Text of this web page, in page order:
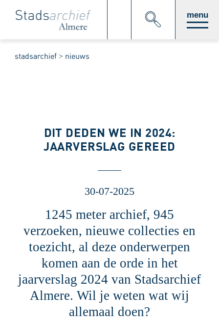
Direct menu
stadsarchief nieuws
DIT DEDEN WE IN 2024:
JAARVERSLAG GEREED
30-07-2025
1245 meter archief, 945
verzoeken, nieuwe collecties en
toezicht, al deze onderwerpen
komen aan de orde in het
jaarverslag 2024 van Stadsarchief
Almere. Wil je weten wat wij
allemaal doen?